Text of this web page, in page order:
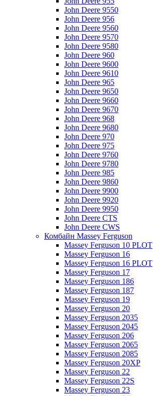
John Deere 9550
John Deere 956
John Deere 9560
John Deere 9570
John Deere 9580
John Deere 960
John Deere 9600
John Deere 9610
John Deere 965
John Deere 9650
John Deere 9660
John Deere 9670
John Deere 968
John Deere 9680
John Deere 970
John Deere 975
John Deere 9760
John Deere 9780
John Deere 985
John Deere 9860
John Deere 9900
John Deere 9920
John Deere 9950
John Deere CTS
John Deere CWS
Комбайн Massey Ferguson
Massey Ferguson 10 PLOT
Massey Ferguson 16
Massey Ferguson 16 PLOT
Massey Ferguson 17
Massey Ferguson 186
Massey Ferguson 187
Massey Ferguson 19
Massey Ferguson 20
Massey Ferguson 2035
Massey Ferguson 2045
Massey Ferguson 206
Massey Ferguson 2065
Massey Ferguson 2085
Massey Ferguson 20XP
Massey Ferguson 22
Massey Ferguson 22S
Massey Ferguson 23